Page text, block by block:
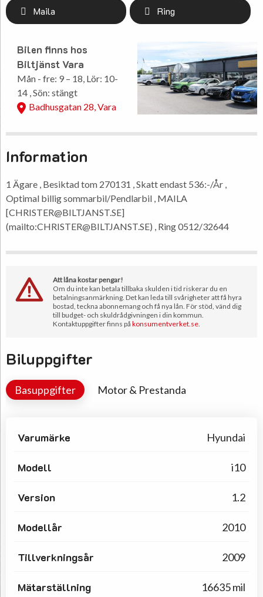
Maila Ring
Bilen finns hos
Biltjänst Vara
Mån - fre: 9 – 18, Lör: 10-
14 , Sön: stängt
Badhusgatan 28, Vara
Information
1 Ägare , Besiktad tom 270131 , Skatt endast 536:-/År ,
Optimal billig sommarbil/Pendlarbil , MAILA
[CHRISTER@BILTJANST.SE]
(mailto:CHRISTER@BILTJANST.SE) , Ring 0512/32644
Att låna kostar pengar!
Om du inte kan betala tillbaka skulden i tid riskerar du en
betalningsanmärkning. Det kan leda till svårigheter att få hyra
bostad, teckna abonnemang och få nya lån. För stöd, vänd dig
till budget- och skuldrådgivningen i din kommun.
Kontaktuppgifter finns på konsumentverket.se.
Biluppgifter
Basuppgifter Motor & Prestanda
Varumärke Hyundai
Modell i10
Version 1.2
Modellår 2010
Tillverkningsår 2009
Mätarställning 16635 mil